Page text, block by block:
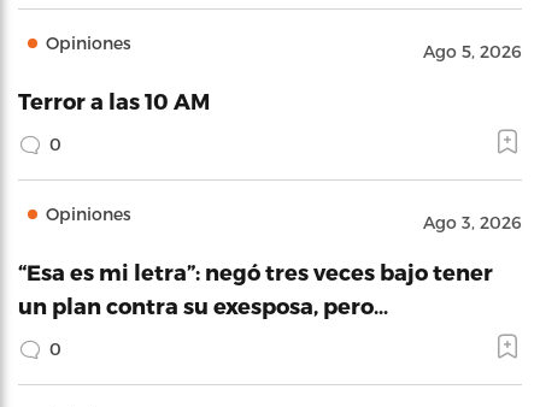
Opiniones Ago 5, 2026
Terror a las 10 AM
0
Opiniones Ago 3, 2026
“Esa es mi letra”: negó tres veces bajo tener
un plan contra su exesposa, pero…
0